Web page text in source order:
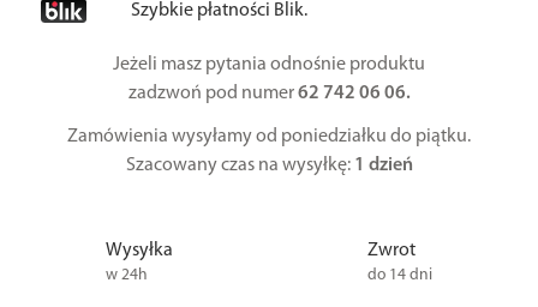
Szybkie płatności Blik.
Jeżeli masz pytania odnośnie produktu
zadzwoń pod numer62 742 06 06.
Zamówienia wysyłamy od poniedziałku do piątku.
Szacowany czas na wysyłkę: 1 dzień
Wysyłka
w 24h
Zwrot
do 14 dni